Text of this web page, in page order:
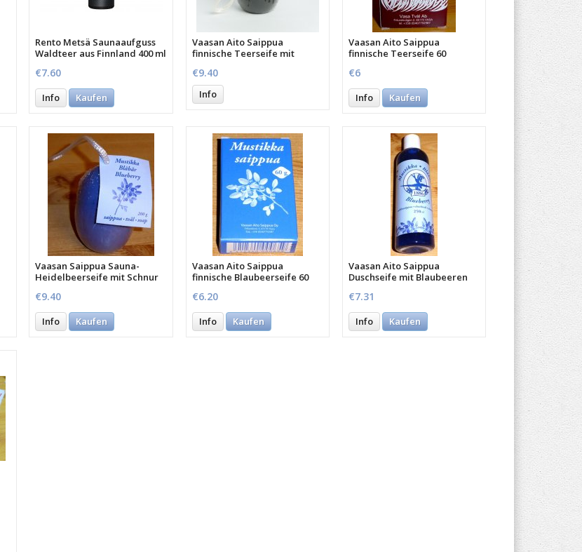
Rento Metsä Saunaaufguss
Waldteer aus Finnland 400 ml
€7.60
Info Kaufen
Vaasan Aito Saippua
finnische Teerseife mit
€9.40
Info
Vaasan Aito Saippua
finnische Teerseife 60
€6
Info Kaufen
Vaasan Saippua Sauna-
Heidelbeerseife mit Schnur
€9.40
Info Kaufen
Vaasan Aito Saippua
finnische Blaubeerseife 60
€6.20
Info Kaufen
Vaasan Aito Saippua
Duschseife mit Blaubeeren
€7.31
Info Kaufen